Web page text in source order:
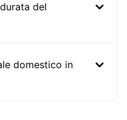
del
domestico in